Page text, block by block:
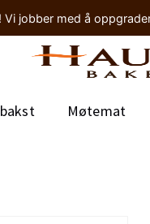
jobber med å
Møtemat